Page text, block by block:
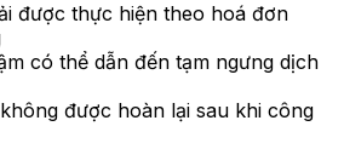
được thực hiện theo hoá đơn
có thể dẫn đến tạm ngưng dịch
được hoàn lại sau khi công